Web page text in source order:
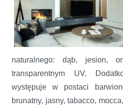
naturalnego: dąb, jesion,
transparentnym UV.
występuje w postaci
brunatny, jasny, tabacco,